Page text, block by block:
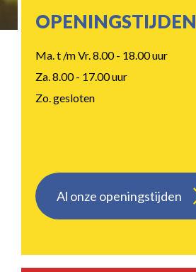
OPENINGSTIJDEN
Ma. t /m Vr. 8.00 - 18.00 uur
Za. 8.00 - 17.00 uur
Zo. gesloten
Al onze openingstijden